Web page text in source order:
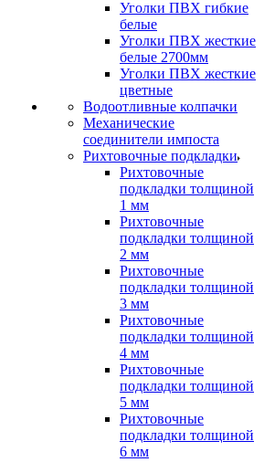
Уголки ПВХ гибкие
белые
Уголки ПВХ жесткие
белые 2700мм
Уголки ПВХ жесткие
цветные
Водоотливные колпачки
Механические
соединители импоста
Рихтовочные подкладки
Рихтовочные
подкладки толщиной
1 мм
Рихтовочные
подкладки толщиной
2 мм
Рихтовочные
подкладки толщиной
3 мм
Рихтовочные
подкладки толщиной
4 мм
Рихтовочные
подкладки толщиной
5 мм
Рихтовочные
подкладки толщиной
6 мм